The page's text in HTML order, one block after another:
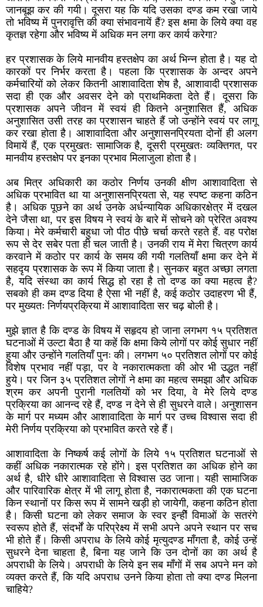
जानबूझ कर की गयी। दूसरा यह कि यदि उसका दण्ड कम रखा जाये
तो भविष्य में पुनरावृत्ति की क्या संभावनायें हैं? इस क्षमा के लिये क्या वह
कृतज्ञ रहेगा और भविष्य में अधिक मन लगा कर कार्य करेगा?
हर प्रशासक के लिये मानवीय हस्तक्षेप का अर्थ भिन्न होता है। यह दो
कारकों पर निर्भर करता है। पहला कि प्रशासक के अन्दर अपने
कर्मचारियों को लेकर कितनी आशावादिता शेष है, आशावादी प्रशासक
सदा ही एक और अवसर देने को प्राथमिकता देते हैं। दूसरा कि
प्रशासक अपने जीवन में स्वयं ही कितने अनुशासित हैं, अधिक
अनुशासित उसी तरह का प्रशासन चाहते हैं जो उन्होंने स्वयं पर लागू
कर रखा होता है। आशावादिता और अनुशासनप्रियता दोनों ही अलग
विमायें हैं, एक प्रमुखतः सामाजिक है, दूसरी प्रमुखतः व्यक्तिगत, पर
मानवीय हस्तक्षेप पर इनका प्रभाव मिलाजुला होता है।
अब मित्र अधिकारी का कठोर निर्णय उनकी क्षीण आशावादिता से
अधिक प्रभावित था या अनुशासनप्रियता से, यह स्पष्ट कहना कठिन
है। अधिक पूछने का अर्थ उनके अर्धन्यायिक अधिकारक्षेत्र में दखल
देने जैसा था, पर इस विषय ने स्वयं के बारे में सोचने को प्रेरित अवश्य
किया। मेरे कर्मचारी बहुधा जो पीठ पीछे चर्चा करते रहते हैं. वह परोक्ष
रूप से देर सबेर पता ही चल जाती है। उनकी राय में मेरा चित्रण कार्य
करवाने में कठोर पर कार्य के समय की गयी गलतियाँ क्षमा कर देने में
सहदृय प्रशासक के रूप में किया जाता है। सुनकर बहुत अच्छा लगता
है, यदि संस्था का कार्य सिद्ध हो रहा है तो दण्ड का क्या महत्व है?
सबको ही कम दण्ड दिया है ऐसा भी नहीं है, कई कठोर उदाहरण भी हैं,
पर मुख्यतः निर्णयप्रक्रिया में आशावादिता सर चढ़ बोली है।
मुझे ज्ञात है कि दण्ड के विषय में सहृदय हो जाना लगभग १५ प्रतिशत
घटनाओं में उल्टा बैठा है या कहें कि क्षमा किये लोगों पर कोई सुधार नहीं
हुया और उन्होंने गलतियाँ पुनः की। लगभग ५० प्रतिशत लोगों पर कोई
विशेष प्रभाव नहीं पड़ा, पर वे नकारात्मकता की ओर भी उद्धत नहीं
हुये। पर जिन ३५ प्रतिशत लोगों ने क्षमा का महत्व समझा और अधिक
श्रम कर अपनी पुरानी गलतियों को भर दिया, वे मेरे लिये दण्ड
प्रक्रिया का आनन्द रहे हैं, दण्ड न देने से ही सुधरने वाले। अनुशासन
के मार्ग पर मध्यम और आशावादिता के मार्ग पर उच्च विश्वास सदा ही
मेरी निर्णय प्रक्रिया को प्रभावित करते रहे हैं।
आशावादिता के निष्कर्ष कई लोगों के लिये १५ प्रतिशत घटनाओं से
कहीं अधिक नकारात्मक रहे होंगे। इस प्रतिशत का अधिक होने का
अर्थ है, धीरे धीरे आशावादिता से विश्वास उठ जाना। यही सामाजिक
और पारिवारिक क्षेत्र में भी लागू होता है, नकारात्मकता की एक घटना
किन स्थानों पर किस रूप में सामने खड़ी हो जायेगी, कहना कठिन होता
है। किसी घटना को लेकर समाज के स्वर इन्हीें विमाओं के सतरंगे
स्वरूप होते हैं, संदर्भों के परिप्रेक्ष्य में सभी अपने अपने स्थान पर सच
भी होते हैं। किसी अपराध के लिये कोई मृत्युदण्ड माँगता है, कोई उन्हें
सुधरने देना चाहता है, बिना यह जाने कि उन दोनों का का अर्थ है
अपराधी के लिये। अपराधी के लिये इन सब माँगों में सब अपने मन को
व्यक्त करते हैं, कि यदि अपराध उनने किया होता तो क्या दण्ड मिलना
चाहिये?